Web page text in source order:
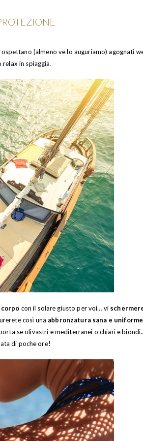
(almeno ve lo auguriamo) agognati
relax in spiaggia.
con il solare giusto per voi… vi
così una abbronzatura sana e uniforme
se olivastri e mediterranei o chiari e
di poche ore!